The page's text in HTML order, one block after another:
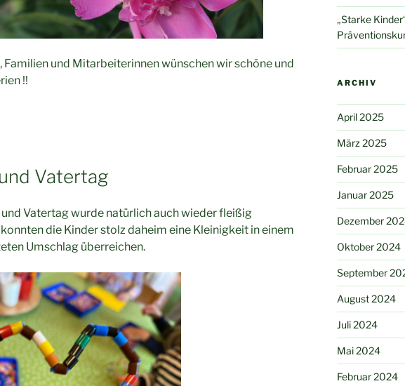
Familien und Mitarbeiterinnen wünschen wir schöne und
!!
Vatertag
Vatertag wurde natürlich auch wieder fleißig
die Kinder stolz daheim eine Kleinigkeit in einem
Umschlag überreichen.
„Starke
ARCHIV
April 2025
März 2025
Februar 2025
Januar 2025
Dezember
Oktober 2024
September
August 2024
Juli 2024
Mai 2024
Februar 2024